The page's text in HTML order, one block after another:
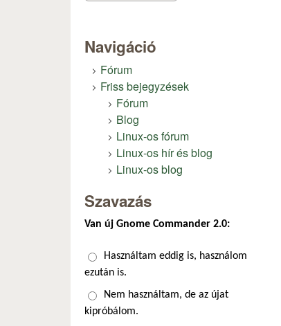
Navigáció
Fórum
Friss bejegyzések
Fórum
Blog
Linux-os fórum
Linux-os hír és blog
Linux-os blog
Szavazás
Van új Gnome Commander 2.0:
Választások
Használtam eddig is, használom
ezután is.
Nem használtam, de az újat
kipróbálom.